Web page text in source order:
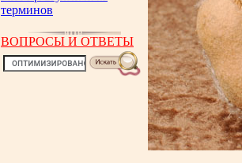
терминов
ВОПРОСЫ И ОТВЕТЫ